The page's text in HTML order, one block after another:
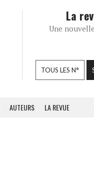
La
Une
TOUS LES N°
AUTEURS LA REVUE